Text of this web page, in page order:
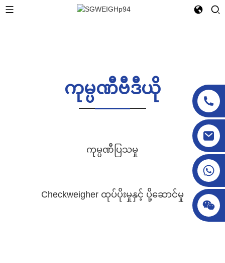
ကုမ္ပဏီဗီဒီယို
ကုမ္ပဏီပြသမှု
Checkweigher ထုပ်ပိုးမှုနှင့် ပို့ဆောင်မှု